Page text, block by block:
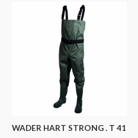
WADER HART STRONG . T 41